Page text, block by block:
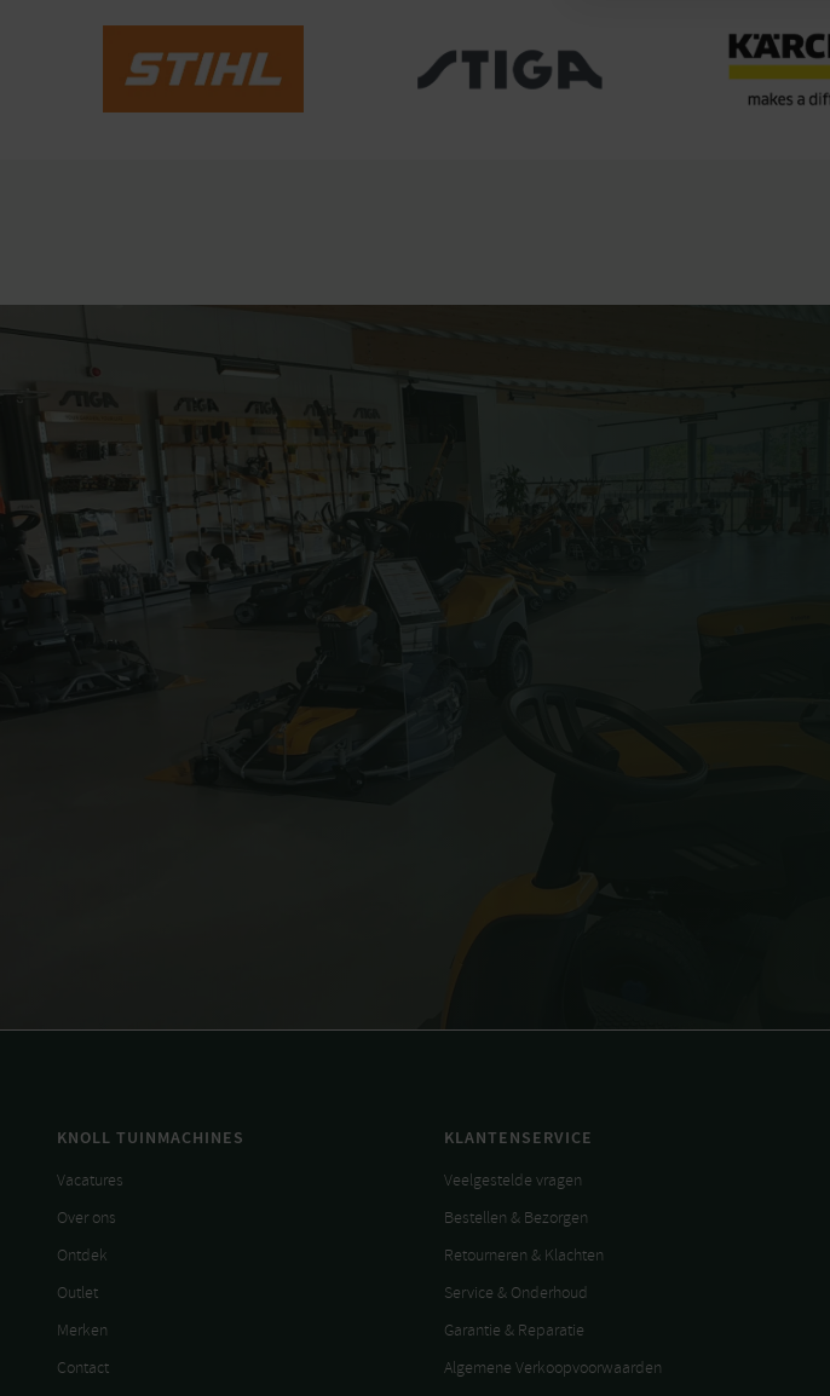
KNOLL TUINMACHINES
Vacatures
Over ons
Ontdek
Outlet
Merken
Contact
KLANTENSERVICE
Veelgestelde vragen
Bestellen & Bezorgen
Retourneren & Klachten
Service & Onderhoud
Garantie & Reparatie
Algemene Verkoopvoorwaarden